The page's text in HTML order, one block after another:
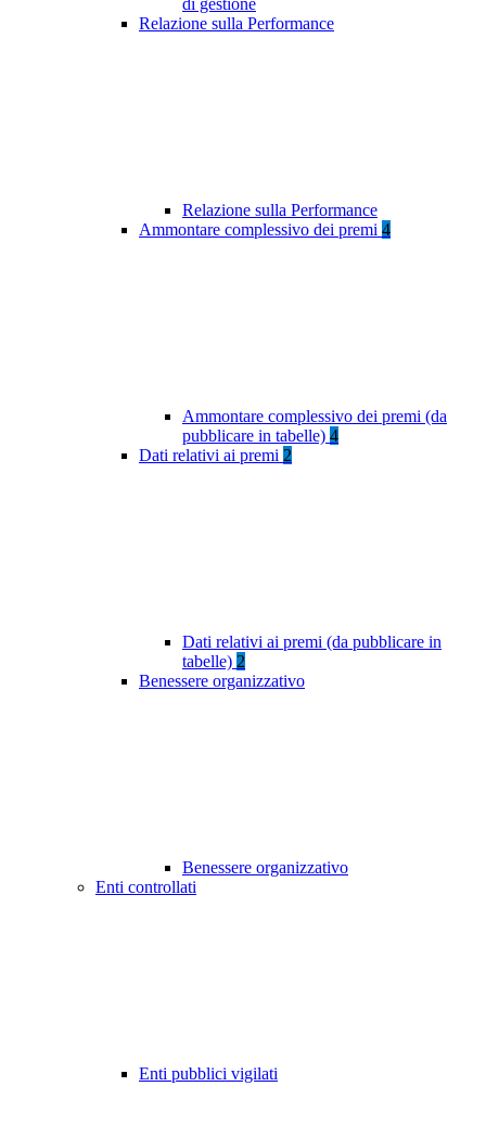
di gestione
Relazione sulla Performance
Relazione sulla Performance
Ammontare complessivo dei premi 4
Ammontare complessivo dei premi (da
pubblicare in tabelle) 4
Dati relativi ai premi 2
Dati relativi ai premi (da pubblicare in
tabelle) 2
Benessere organizzativo
Benessere organizzativo
Enti controllati
Enti pubblici vigilati